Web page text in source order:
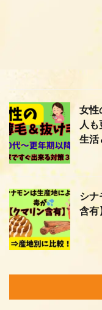
女性
人
生活
シナ
含有